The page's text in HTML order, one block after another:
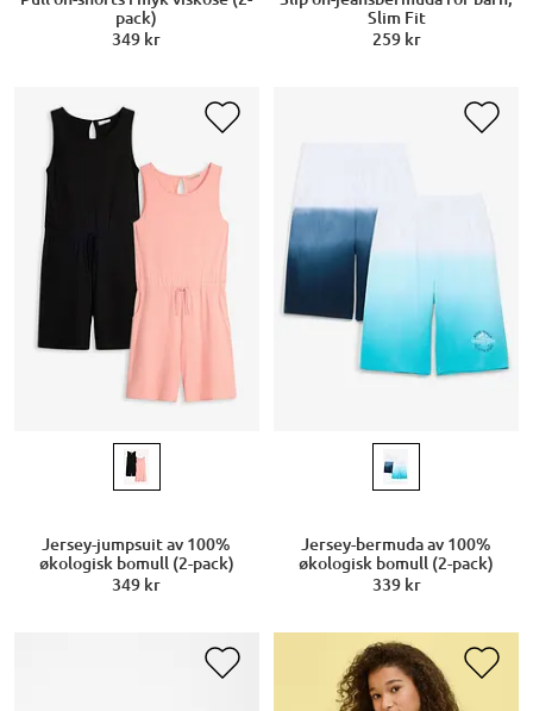
pack)
349 kr
Slim Fit
259 kr
Jersey-jumpsuit av 100%
økologisk bomull (2-pack)
349 kr
Jersey-bermuda av 100%
økologisk bomull (2-pack)
339 kr